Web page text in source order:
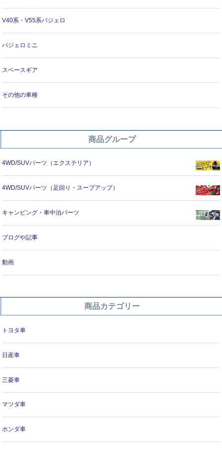
V40系・V55系パジェロ
パジェロミニ
スペースギア
その他の車種
商品グループ
4WD/SUVパーツ（エクステリア）
4WD/SUVパーツ（足回り・スープアップ）
キャンピング・車中泊パーツ
ブログや記事
動画
商品カテゴリー
トヨタ車
日産車
三菱車
マツダ車
ホンダ車